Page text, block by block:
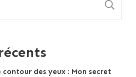
des yeux : Mon secret